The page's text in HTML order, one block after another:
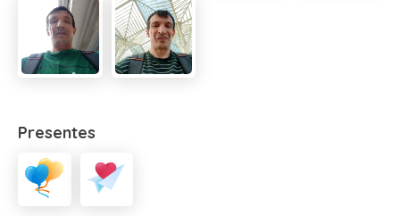
Presentes